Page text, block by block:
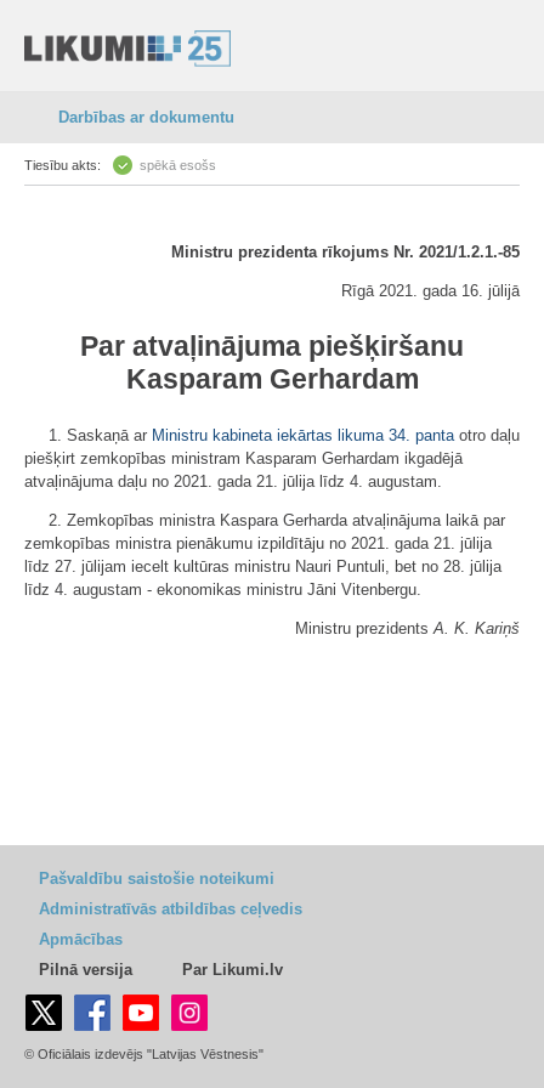
Darbības ar dokumentu
Tiesību akts: spēkā esošs
Ministru prezidenta rīkojums Nr. 2021/1.2.1.-85
Rīgā 2021. gada 16. jūlijā
Par atvaļinājuma piešķiršanu
Kasparam Gerhardam
1. Saskaņā ar Ministru kabineta iekārtas likuma 34. pantaotro daļu
piešķirt zemkopības ministram Kasparam Gerhardam ikgadējā
atvaļinājuma daļu no 2021. gada 21. jūlija līdz 4. augustam.
2. Zemkopības ministra Kaspara Gerharda atvaļinājuma laikā par
zemkopības ministra pienākumu izpildītāju no 2021. gada 21. jūlija
līdz 27. jūlijam iecelt kultūras ministru Nauri Puntuli, bet no 28. jūlija
līdz 4. augustam - ekonomikas ministru Jāni Vitenbergu.
Ministru prezidentsA. K. Kariņš
Pašvaldību saistošie noteikumi
Administratīvās atbildības ceļvedis
Apmācības
Pilnā versija
Par Likumi.lv
© Oficiālais izdevējs "Latvijas Vēstnesis"